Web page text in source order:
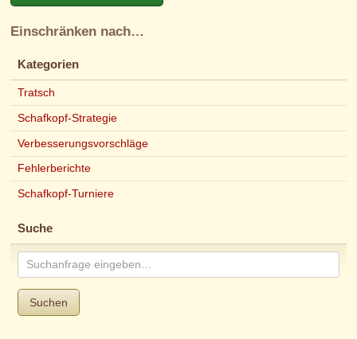
Einschränken nach…
Kategorien
Tratsch
Schafkopf-Strategie
Verbesserungsvorschläge
Fehlerberichte
Schafkopf-Turniere
Suche
Suchen